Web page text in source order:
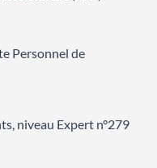
Personnel de
niveau Expert n°279